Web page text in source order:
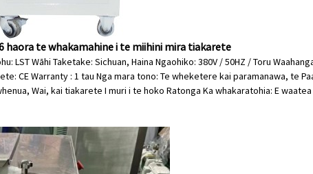
haora te whakamahine i te miihini mira tiakarete
LST Wāhi Taketake: Sichuan, Haina Ngaohiko: 380V / 50HZ / Toru
CE Warranty : 1 tau Nga mara tono: Te wheketere kai paramanawa, te
Wai, kai tiakarete I muri i te hoko Ratonga Ka whakaratohia: E